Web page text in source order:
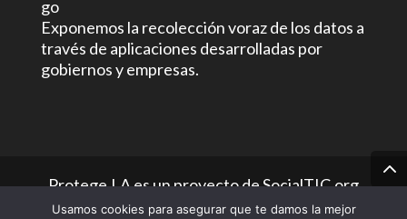
Exponemos la recolección voraz de los datos a
través de aplicaciones desarrolladas por
gobiernos y empresas.
Protege.LA es un proyecto de SocialTIC.org
conLicencia Creative Commons -
Usamos cookies para asegurar que te damos la mejor